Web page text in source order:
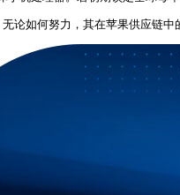
论如何努力，其在苹果供应链